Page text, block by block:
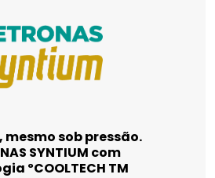
mesmo sob pressão.
SYNTIUM com
ºCOOLTECH TM